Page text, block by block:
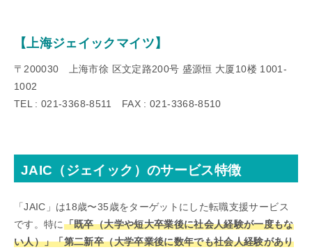
【上海ジェイックマイツ】
〒200030 上海市徐 区文定路200号 盛源恒 大厦10楼 1001-
1002
TEL : 021-3368-8511 FAX : 021-3368-8510
JAIC（ジェイック）のサービス特徴
「JAIC」は18歳〜35歳をターゲットにした転職支援サービス
です。特に「既卒（大学や短大卒業後に社会人経験が一度もな
い人）」「第二新卒（大学卒業後に数年でも社会人経験があり